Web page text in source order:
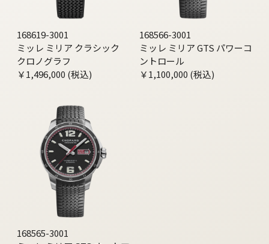
168619-3001
ミッレ ミリア クラシック
クロノグラフ
￥1,496,000 (税込)
168566-3001
ミッレ ミリア GTS パワーコ
ントロール
￥1,100,000 (税込)
168565-3001